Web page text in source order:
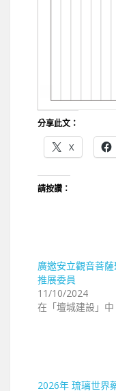
分享此文：
X
請按讚：
廣邀安立觀音菩薩
推展委員
11/10/2024
在「壇城建設」中
2026年 琉璃世界